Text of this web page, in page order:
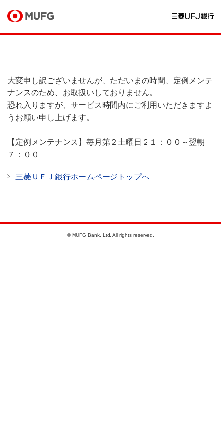
大変申し訳ございませんが、ただいまの時間、定例メンテ
ナンスのため、お取扱いしておりません。
恐れ入りますが、サービス時間内にご利用いただきますよ
うお願い申し上げます。
【定例メンテナンス】毎月第２土曜日２１：００～翌朝
７：００
三菱ＵＦＪ銀行ホームページトップへ
© MUFG Bank, Ltd. All rights reserved.